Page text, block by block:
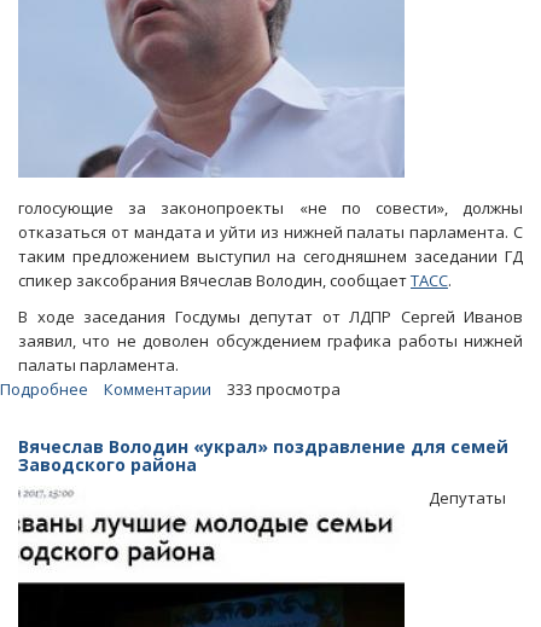
голосующие за законопроекты «не по совести», должны
отказаться от мандата и уйти из нижней палаты парламента. С
таким предложением выступил на сегодняшнем заседании ГД
спикер заксобрания Вячеслав Володин, сообщаетТАСС.
В ходе заседания Госдумы депутат от ЛДПР Сергей Иванов
заявил, что не доволен обсуждением графика работы нижней
палаты парламента.
Подробнее
предложил
«бессовестным»
Госдуму
Комментарии 333 просмотра
Вячеслав Володин «украл» поздравление для семей
Заводского района
Депутаты